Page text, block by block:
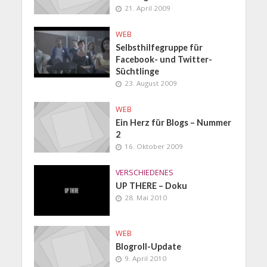
21. April 2009
WEB
Selbsthilfegruppe für
Facebook- und Twitter-
Süchtlinge
23. August 2009
WEB
Ein Herz für Blogs – Nummer
2
16. Oktober 2009
VERSCHIEDENES
UP THERE – Doku
28. Mai 2010
WEB
Blogroll-Update
9. April 2010